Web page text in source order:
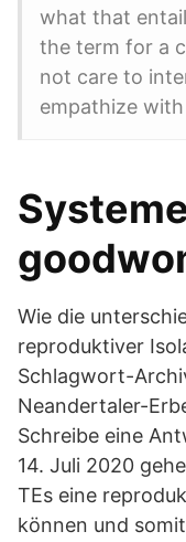
what that
the term for a
not care to
empathize
Wie die
reproduktiver
Schlagwort-
Neandertaler-
Schreibe eine
14. Juli 2020
TEs eine
können und